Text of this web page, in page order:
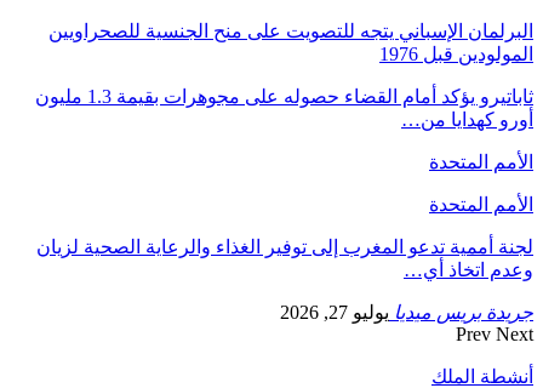
البرلمان الإسباني يتجه للتصويت على منح الجنسية للصحراويين
المولودين قبل 1976
ثاباتيرو يؤكد أمام القضاء حصوله على مجوهرات بقيمة 1.3 مليون
أورو كهدايا من…
الأمم المتحدة
الأمم المتحدة
لجنة أممية تدعو المغرب إلى توفير الغذاء والرعاية الصحية لزيان
وعدم اتخاذ أي…
جريدة بريس ميديا يوليو 27, 2026
Prev Next
أنشطة الملك